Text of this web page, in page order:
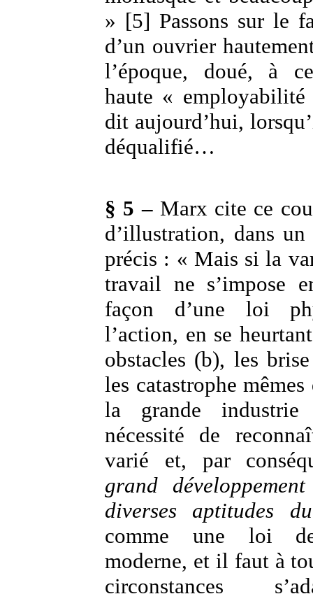
» [5] Passons sur le
d’un ouvrier
l’époque, doué, à
haute «
dit aujourd’hui,
déqualifié…
§ 5 –Marx cite ce
d’illustration, dans
précis : « Mais si la
travail ne s’impose
façon d’une loi
l’action, en se
obstacles (b), les
les catastrophe
la grande industrie
nécessité de
varié et, par
grand
diverses aptitudes
comme une loi
moderne, et il faut à
circonstances